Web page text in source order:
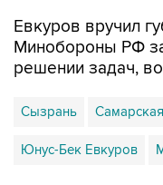
Евкуров вручил
Минобороны РФ
решении задач,
Сызрань
Юнус-Бек Евкуров